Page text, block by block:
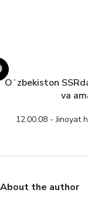
Oʻzbekiston
va
12.00.08 - Jinoyat
About the author